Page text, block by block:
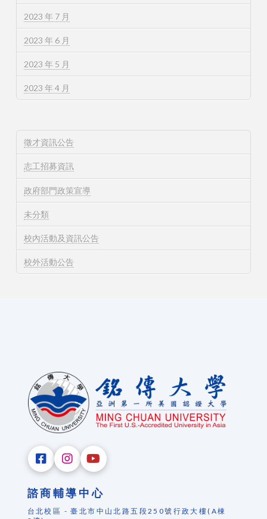
2023 年 7 月
2023 年 6 月
2023 年 5 月
2023 年 4 月
徵才資訊公告
志工招募資訊
政府部門政策宣導
未分類
校內活動及資訊公告
校外活動公告
諮商輔導中心
台北校區 - 臺北市中山北路五段250號行政大樓(A棟